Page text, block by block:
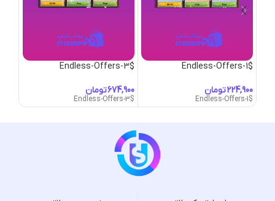
Endless-Offers-1$
تومان
Endless-Offers-1$
Endless-Offers-3$
تومان
Endless-Offers-3$